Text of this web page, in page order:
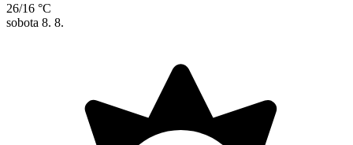
26/16 °C
sobota 8. 8.